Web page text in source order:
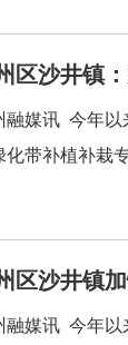
区沙井镇
融媒讯 今年以
化带补植补栽
区沙井镇
融媒讯 今年以